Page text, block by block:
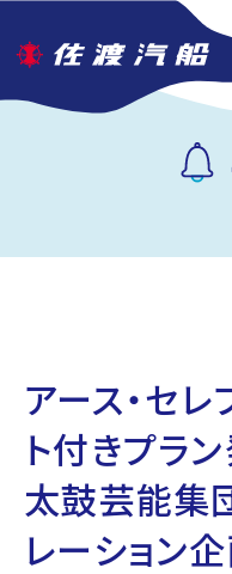
アース・セレ
ト付きプラ
太鼓芸能集
レーション